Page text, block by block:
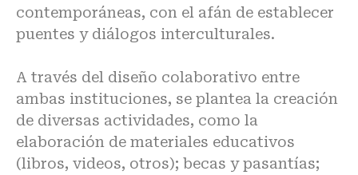
contemporáneas, con el afán de establecer
puentes y diálogos interculturales.
A través del diseño colaborativo entre
ambas instituciones, se plantea la creación
de diversas actividades, como la
elaboración de materiales educativos
(libros, videos, otros); becas y pasantías;